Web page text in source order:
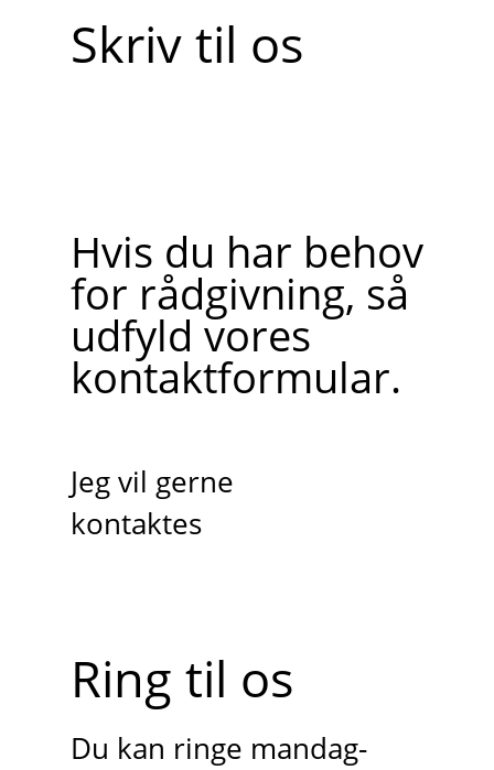
Skriv til os
Hvis du har behov
for rådgivning, så
udfyld vores
kontaktformular.
Jeg vil gerne
kontaktes
Ring til os
Du kan ringe mandag-